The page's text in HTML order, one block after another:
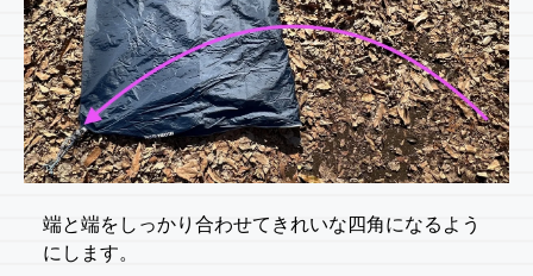
端と端をしっかり合わせてきれいな四角になるよう
にします。